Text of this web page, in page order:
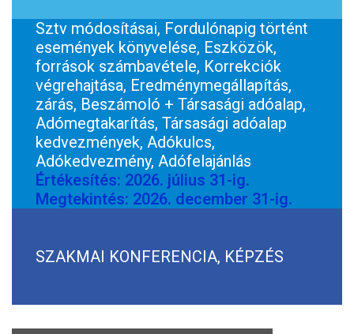
Sztv módosításai, Fordulónapig történt
események könyvelése, Eszközök,
források számbavétele, Korrekciók
végrehajtása, Eredménymegállapítás,
zárás, Beszámoló + Társasági adóalap,
Adómegtakarítás, Társasági adóalap
kedvezmények, Adókulcs,
Adókedvezmény, Adófelajánlás
Értékesítés: 2026. július 31-ig.
Megtekintés: 2026. december 31-ig.
SZAKMAI KONFERENCIA, KÉPZÉS